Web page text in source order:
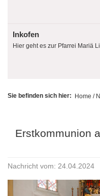
Inkofen
Hier geht es zur Pfarrei Mariä
Sie befinden sich hier: Home /
Erstkommunion
Nachricht vom: 24.04.2024